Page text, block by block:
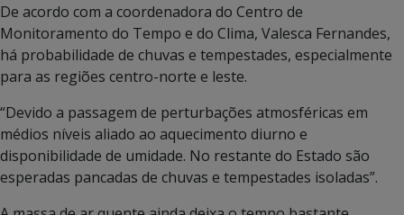
De acordo com a coordenadora do Centro de
Monitoramento do Tempo e do Clima, Valesca Fernandes,
há probabilidade de chuvas e tempestades, especialmente
para as regiões centro-norte e leste.
“Devido a passagem de perturbações atmosféricas em
médios níveis aliado ao aquecimento diurno e
disponibilidade de umidade. No restante do Estado são
esperadas pancadas de chuvas e tempestades isoladas”.